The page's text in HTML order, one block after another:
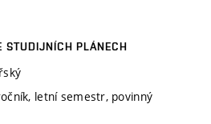
STUDIJNÍCH PLÁNECH
letní semestr, povinný